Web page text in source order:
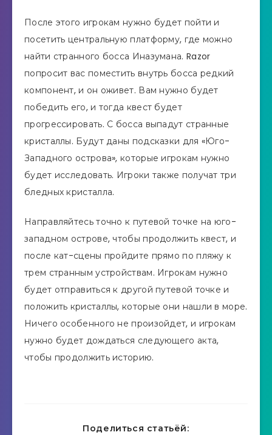
После этого игрокам нужно будет пойти и
посетить центральную платформу, где можно
найти странного босса Иназумана. Razor
попросит вас поместить внутрь босса редкий
компонент, и он оживет. Вам нужно будет
победить его, и тогда квест будет
прогрессировать. С босса выпадут странные
кристаллы. Будут даны подсказки для «Юго-
Западного острова», которые игрокам нужно
будет исследовать. Игроки также получат три
бледных кристалла.
Направляйтесь точно к путевой точке на юго-
западном острове, чтобы продолжить квест, и
после кат-сцены пройдите прямо по пляжу к
трем странным устройствам. Игрокам нужно
будет отправиться к другой путевой точке и
положить кристаллы, которые они нашли в море.
Ничего особенного не произойдет, и игрокам
нужно будет дождаться следующего акта,
чтобы продолжить историю.
Поделиться статьёй: